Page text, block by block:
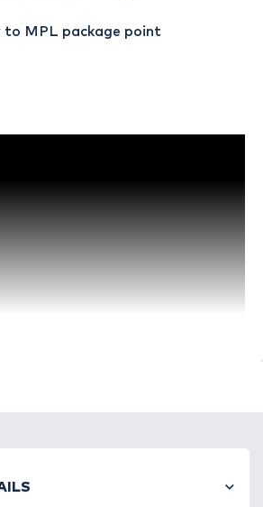
felhasználásával készült,
to MPL package point